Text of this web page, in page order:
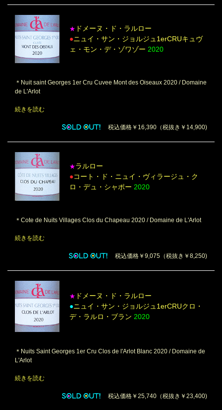
★ ドメーヌ・ド・ラルロー
●ニュイ・サン・ジョルジュ1erCRUキュヴ
ェ・モン・デ・ゾワゾー 2020
＊Nuit saint Georges 1er Cru Cuvee Mont des Oiseaux 2020 / Domaine
de L'Arlot
続きを読む
税込価格￥16,390（税抜き￥14,900)
★ラルロー
●コート・ド・ニュイ・ヴィラージュ・ク
ロ・デュ・シャポー 2020
＊Cote de Nuits Villages Clos du Chapeau 2020 / Domaine de L'Arlot
続きを読む
税込価格￥9,075（税抜き￥8,250)
★ ドメーヌ・ド・ラルロー
●ニュイ・サン・ジョルジュ1erCRUクロ・
デ・ラルロ・ブラン 2020
＊Nuits Saint Georges 1er Cru Clos de l'Arlot Blanc 2020 / Domaine de
L'Arlot
続きを読む
税込価格￥25,740（税抜き￥23,400)